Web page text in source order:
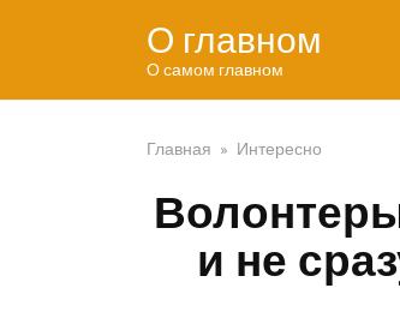
О главном
О самом главном
Главная » Интересно
и не